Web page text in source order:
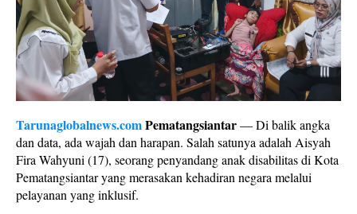
Tarunaglobalnews.comPematangsiantar— Di balik angka
dan data, ada wajah dan harapan. Salah satunya adalah Aisyah
Fira Wahyuni (17), seorang penyandang anak disabilitas di Kota
Pematangsiantar yang merasakan kehadiran negara melalui
pelayanan yang inklusif.